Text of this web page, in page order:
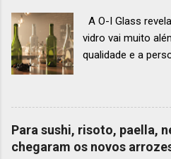
diversificado da
A lista expandida
organização em
palco para a
Latin America’s
patrocinada por
que acontecerá
A O-I Glass
vidro vai muito
qualidade e a
O mercado
aquecido e em
setor global
Brasil registrou
mesmo período,
Para sushi, risoto, paella,
chegaram os novos